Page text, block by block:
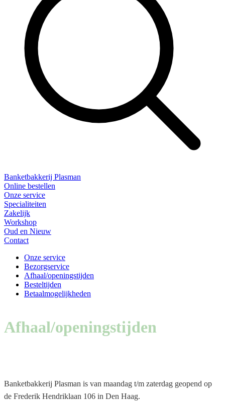
Banketbakkerij Plasman
Online bestellen
Onze service
Specialiteiten
Zakelijk
Workshop
Oud en Nieuw
Contact
Onze service
Bezorgservice
Afhaal/openingstijden
Besteltijden
Betaalmogelijkheden
Afhaal/openingstijden
Banketbakkerij Plasman is van maandag t/m zaterdag geopend op
de Frederik Hendriklaan 106 in Den Haag.